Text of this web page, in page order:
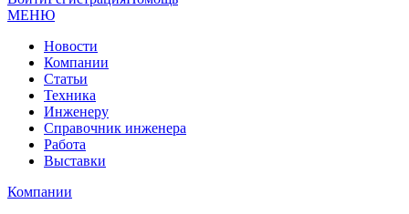
МЕНЮ
Новости
Компании
Статьи
Техника
Инженеру
Справочник инженера
Работа
Выставки
Компании